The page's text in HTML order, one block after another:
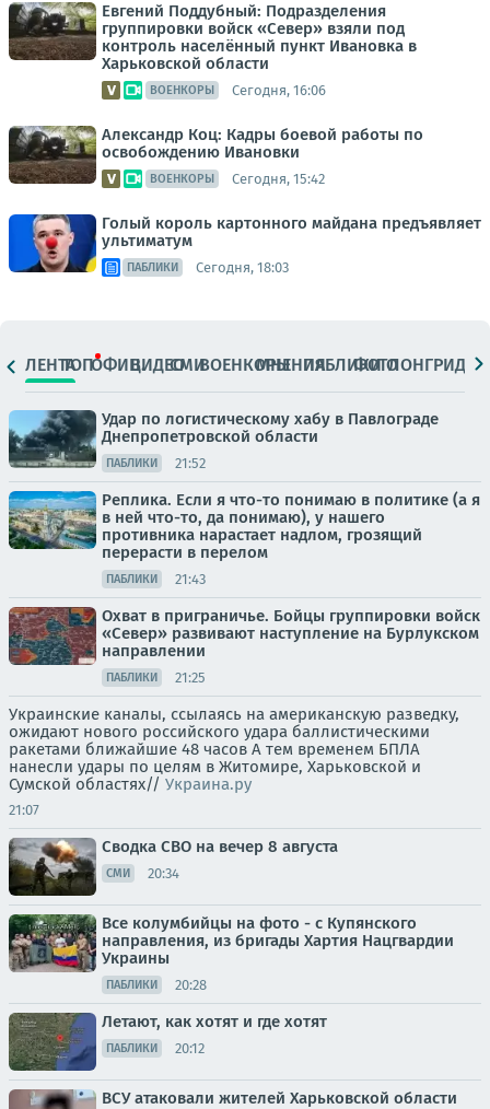
Евгений Поддубный: Подразделения
группировки войск «Север» взяли под
контроль населённый пункт Ивановка в
Харьковской области
ВОЕНКОРЫ Сегодня, 16:06
Александр Коц: Кадры боевой работы по
освобождению Ивановки
ВОЕНКОРЫ Сегодня, 15:42
Голый король картонного майдана предъявляет
ультиматум
ПАБЛИКИ Сегодня, 18:03
ЛЕНТАТОПОФИЦ.ВИДЕОСМИВОЕНКОРЫМНЕНИЯПАБЛИКИ
ФОТОЛОНГРИДЫ
Удар по логистическому хабу в Павлограде
Днепропетровской области
ПАБЛИКИ 21:52
Реплика. Если я что-то понимаю в политике (а я
в ней что-то, да понимаю), у нашего
противника нарастает надлом, грозящий
перерасти в перелом
ПАБЛИКИ 21:43
Охват в приграничье. Бойцы группировки войск
«Север» развивают наступление на Бурлукском
направлении
ПАБЛИКИ 21:25
Украинские каналы, ссылаясь на американскую разведку,
ожидают нового российского удара баллистическими
ракетами ближайшие 48 часов А тем временем БПЛА
нанесли удары по целям в Житомире, Харьковской и
Сумской областях// Украина.ру
21:07
Сводка СВО на вечер 8 августа
СМИ 20:34
Все колумбийцы на фото - с Купянского
направления, из бригады Хартия Нацгвардии
Украины
ПАБЛИКИ 20:28
Летают, как хотят и где хотят
ПАБЛИКИ 20:12
ВСУ атаковали жителей Харьковской области